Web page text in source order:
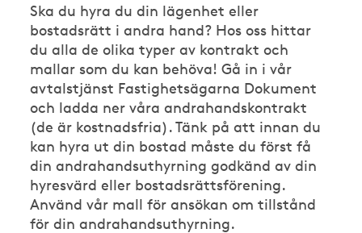
Ska du hyra du din lägenhet eller
bostadsrätt i andra hand? Hos oss hittar
du alla de olika typer av kontrakt och
mallar som du kan behöva! Gå in i vår
avtalstjänst Fastighetsägarna Dokument
och ladda ner våra andrahandskontrakt
(de är kostnadsfria). Tänk på att innan du
kan hyra ut din bostad måste du först få
din andrahandsuthyrning godkänd av din
hyresvärd eller bostadsrättsförening.
Använd vår mall för ansökan om tillstånd
för din andrahandsuthyrning.